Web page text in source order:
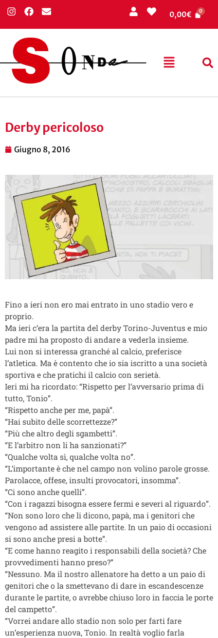
0,00€
Derby pericoloso
Giugno 8, 2016
Fino a ieri non ero mai entrato in uno stadio vero e
proprio.
Ma ieri c’era la partita del derby Torino-Juventus e mio
padre mi ha proposto di andare a vederla insieme.
Lui non si interessa granché al calcio, preferisce
l’atletica. Ma è contento che io sia iscritto a una società
sportiva e che pratichi il calcio con serietà.
Ieri mi ha ricordato: “Rispetto per l’avversario prima di
tutto, Tonio”.
“Rispetto anche per me, papà”.
“Hai subito delle scorrettezze?”
“Più che altro degli sgambetti”.
“E l’arbitro non li ha sanzionati?”
“Qualche volta sì, qualche volta no”.
“L’importante è che nel campo non volino parole grosse.
Parolacce, offese, insulti provocatori, insomma”.
“Ci sono anche quelli”.
“Con i ragazzi bisogna essere fermi e severi al riguardo”.
“Non sono loro che li dicono, papà, ma i genitori che
vengono ad assistere alle partite. In un paio di occasioni
si sono anche presi a botte”.
“E come hanno reagito i responsabili della società? Che
provvedimenti hanno preso?”
“Nessuno. Ma il nostro allenatore ha detto a un paio di
genitori che o la smettevano di dare in escandescenze
durante le partite, o avrebbe chiuso loro in faccia le porte
del campetto”.
“Vorrei andare allo stadio non solo per farti fare
un’esperienza nuova, Tonio. In realtà voglio farla